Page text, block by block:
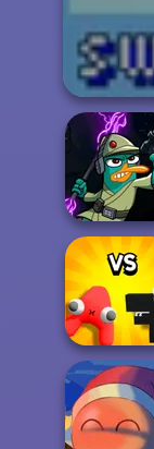
Agent P
Spy
Alphabet:
And Fight